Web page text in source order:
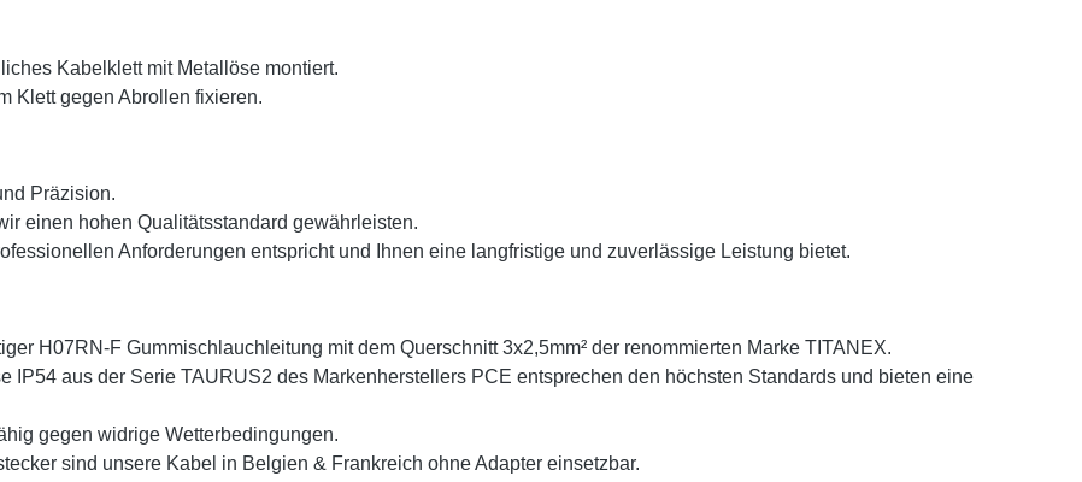
Kabelklett mit Metallöse montiert.
Klett gegen Abrollen fixieren.
Präzision.
einen hohen Qualitätsstandard gewährleisten.
Anforderungen entspricht und Ihnen eine langfristige und zuverlässige Leistung bietet.
H07RN-F Gummischlauchleitung mit dem Querschnitt 3x2,5mm² der renommierten Marke TITANEX.
IP54 aus der Serie TAURUS2 des Markenherstellers PCE entsprechen den höchsten Standards und bieten eine
gegen widrige Wetterbedingungen.
sind unsere Kabel in Belgien & Frankreich ohne Adapter einsetzbar.